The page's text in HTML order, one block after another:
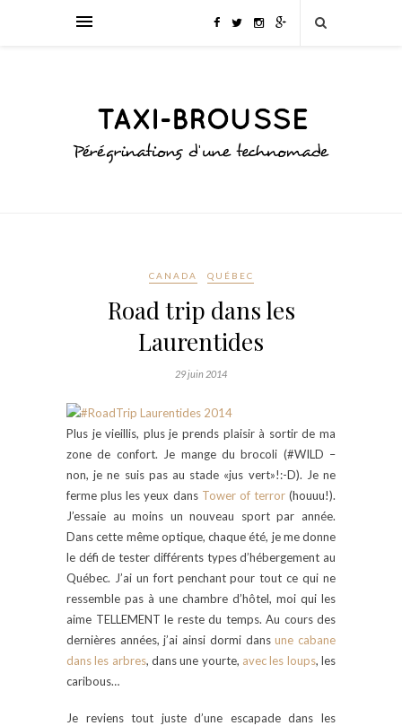
CANADA QUÉBEC
Road trip dans les
Laurentides
29 juin 2014
Plus je vieillis, plus je prends plaisir à sortir de ma
zone de confort. Je mange du brocoli (#WILD –
non, je ne suis pas au stade «jus vert»!:-D). Je ne
ferme plus les yeux dans Tower of terror(houuu!).
J’essaie au moins un nouveau sport par année.
Dans cette même optique, chaque été, je me donne
le défi de tester différents types d’hébergement au
Québec. J’ai un fort penchant pour tout ce qui ne
ressemble pas à une chambre d’hôtel, moi qui les
aime TELLEMENT le reste du temps. Au cours des
dernières années, j’ai ainsi dormi dansune cabane
dans les arbres, dans une yourte, avec les loups, les
caribous…
Je reviens tout juste d’une escapade dans les